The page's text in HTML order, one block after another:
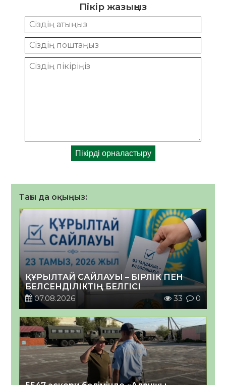
Пікір жазыңыз
Тағы да оқыңыз:
ҚҰРЫЛТАЙ САЙЛАУЫ – БІРЛІК ПЕН
БЕЛСЕНДІЛІКТІҢ БЕЛГІСІ
07.08.2026
33 0